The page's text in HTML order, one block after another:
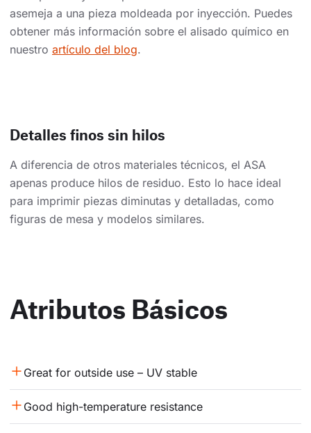
asemeja a una pieza moldeada por inyección. Puedes
obtener más información sobre el alisado químico en
nuestro artículo del blog.
Detalles finos sin hilos
A diferencia de otros materiales técnicos, el ASA
apenas produce hilos de residuo. Esto lo hace ideal
para imprimir piezas diminutas y detalladas, como
figuras de mesa y modelos similares.
Atributos Básicos
Great for outside use – UV stable
Good high-temperature resistance